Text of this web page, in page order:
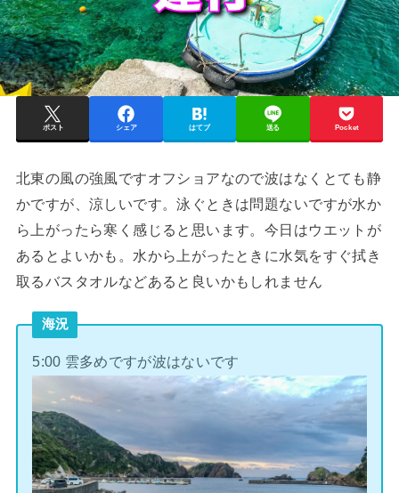
ポスト シェア はてブ 送る Pocket
北東の風の強風ですオフショアなので波はなくとても静
かですが、涼しいです。泳ぐときは問題ないですが水か
ら上がったら寒く感じると思います。今日はウエットが
あるとよいかも。水から上がったときに水気をすぐ拭き
取るバスタオルなどあると良いかもしれません
海況
5:00 雲多めですが波はないです